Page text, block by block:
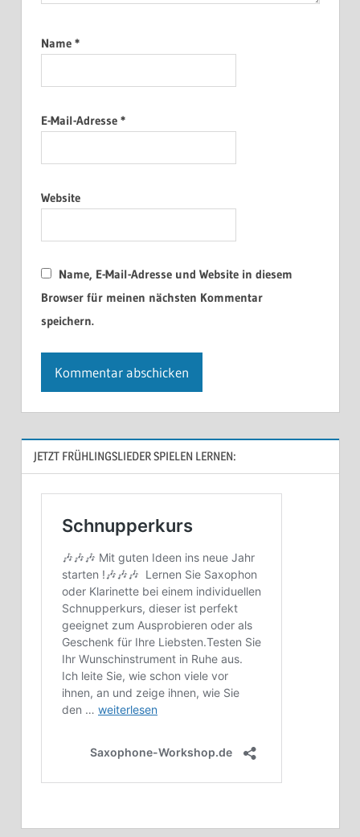
Name *
E-Mail-Adresse *
Website
Name, E-Mail-Adresse und Website in diesem
Browser für meinen nächsten Kommentar
speichern.
JETZT FRÜHLINGSLIEDER SPIELEN LERNEN: